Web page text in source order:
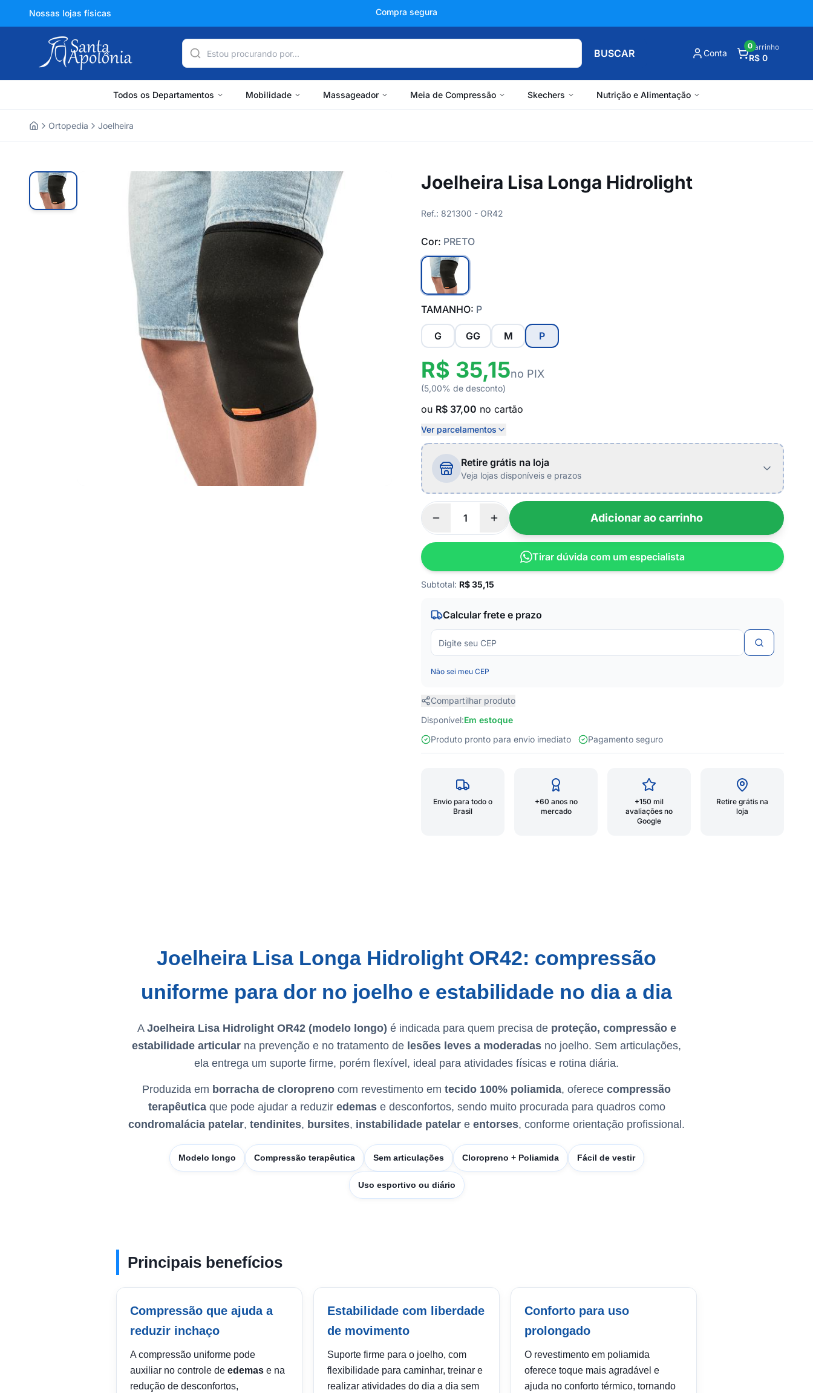
Nossas lojas físicas +150 mil avaliações
BUSCAR Conta
Carrinho
R$ 0
0
Todos os Departamentos Mobilidade Massageador Meia de Compressão Skechers Nutrição e Alimentação
Ortopedia Joelheira
Joelheira Lisa Longa Hidrolight
Ref.: 821300 - OR42
Cor: PRETO
TAMANHO: P
G GG M P
R$ 35,15no PIX
(5,00% de desconto)
ou R$ 37,00 no cartão
Ver parcelamentos
Retire grátis na loja
Veja lojas disponíveis e prazos
Adicionar ao carrinho
Tirar dúvida com um especialista
Subtotal: R$35,15
Calcular frete e prazo
Não sei meu CEP
Compartilhar produto
Disponível:Em estoque
Produto pronto para envio imediato
Pagamento seguro
Envio para todo o
Brasil
+60 anos no
mercado
+150 mil
avaliações no
Google
Retire grátis na
loja
Joelheira Lisa Longa Hidrolight OR42: compressão
uniforme para dor no joelho e estabilidade no dia a dia
A Joelheira Lisa Hidrolight OR42 (modelo longo) é indicada para quem precisa de proteção, compressão e
estabilidade articular na prevenção e no tratamento de lesões leves a moderadas no joelho. Sem articulações,
ela entrega um suporte firme, porém flexível, ideal para atividades físicas e rotina diária.
Produzida em borracha de cloropreno com revestimento em tecido 100% poliamida, oferece compressão
terapêuticaque pode ajudar a reduzir edemase desconfortos, sendo muito procurada para quadros como
condromalácia patelar, tendinites, bursites, instabilidade patelar e entorses, conforme orientação profissional.
Modelo longo Compressão terapêutica Sem articulações Cloropreno + Poliamida Fácil de vestir
Uso esportivo ou diário
Principais benefícios
Compressão que ajuda a
reduzir inchaço
A compressão uniforme pode
auxiliar no controle de edemas e na
redução de desconfortos,
Estabilidade com liberdade
de movimento
Suporte firme para o joelho, com
flexibilidade para caminhar, treinar e
realizar atividades do dia a dia sem
Conforto para uso
prolongado
O revestimento em poliamida
oferece toque mais agradável e
ajuda no conforto térmico, tornando